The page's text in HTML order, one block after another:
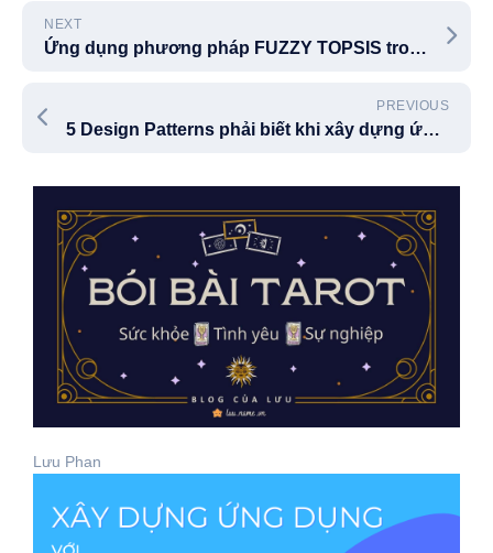
NEXT
Ứng dụng phương pháp FUZZY TOPSIS trong Quyết định đa yếu tố
PREVIOUS
5 Design Patterns phải biết khi xây dựng ứng dụng với FastAPI
Lưu Phan